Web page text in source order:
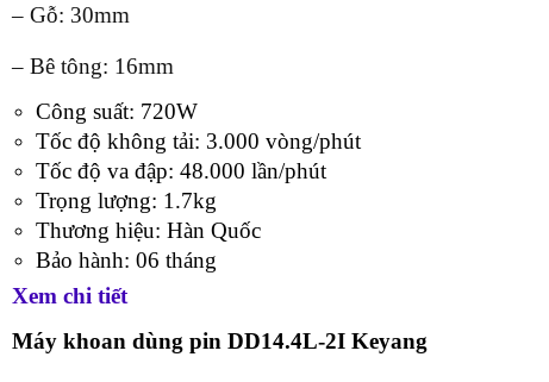
– Gỗ: 30mm
– Bê tông: 16mm
Công suất: 720W
Tốc độ không tải: 3.000 vòng/phút
Tốc độ va đập: 48.000 lần/phút
Trọng lượng: 1.7kg
Thương hiệu: Hàn Quốc
Bảo hành: 06 tháng
Xem chi tiết
Máy khoan dùng pin DD14.4L-2I Keyang